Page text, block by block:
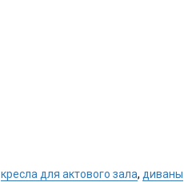
кресла для актового зала, диваны